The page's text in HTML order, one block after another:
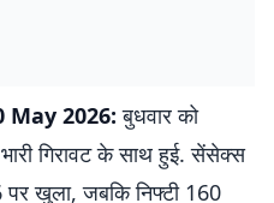
May 2026:बुधवार को
गिरावट के साथ हुई. सेंसेक्स
खुला, जबकि निफ्टी 160